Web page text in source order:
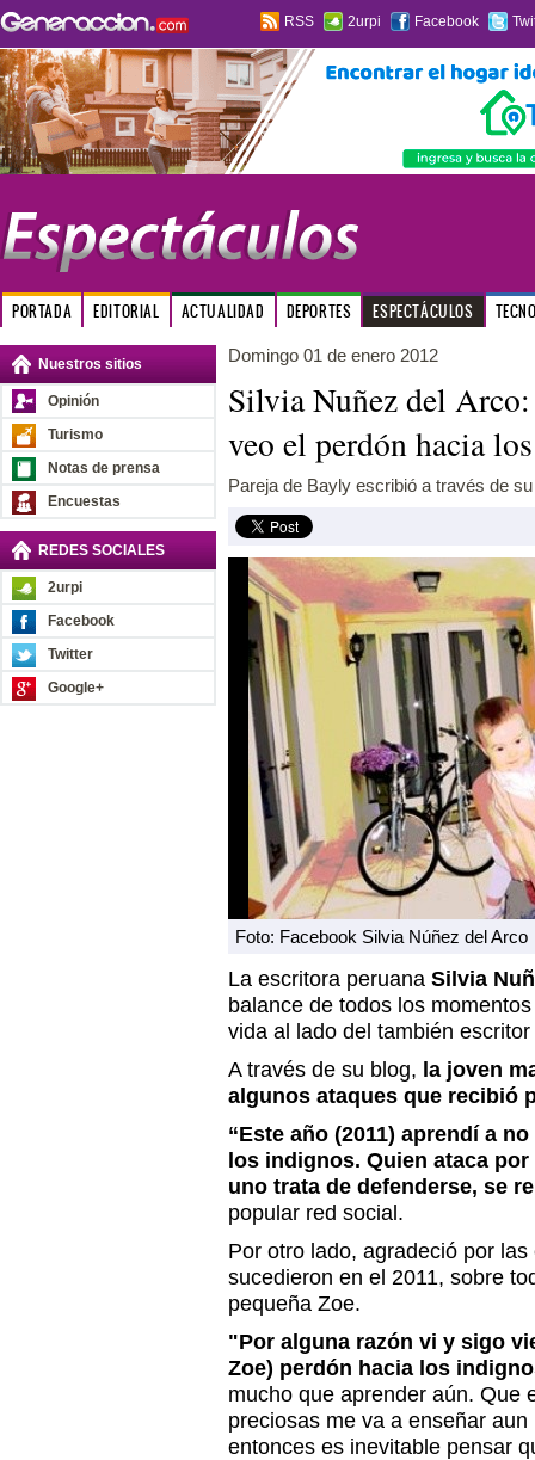
RSS 2urpi Facebook
PORTADA EDITORIAL ACTUALIDAD DEPORTES ESPECTÁCULOS
Nuestros sitios
Opinión
Turismo
Notas de prensa
Encuestas
REDES SOCIALES
2urpi
Facebook
Twitter
Google+
Domingo 01 de enero 2012
Silvia Nuñez del
veo el perdón hacia
Pareja de Bayly escribió a través de
Foto: Facebook Silvia Núñez del Arco
La escritora peruana Silvia
balance de todos los
vida al lado del también escritor
A través de su blog, la joven
algunos ataques que recibió
“Este año (2011) aprendí a
los indignos. Quien ataca
uno trata de defenderse, se
popular red social.
Por otro lado, agradeció por
sucedieron en el 2011, sobre
pequeña Zoe.
"Por alguna razón vi y sigo
Zoe) perdón hacia los
mucho que aprender aún. Que
preciosas me va a enseñar
entonces es inevitable pensar